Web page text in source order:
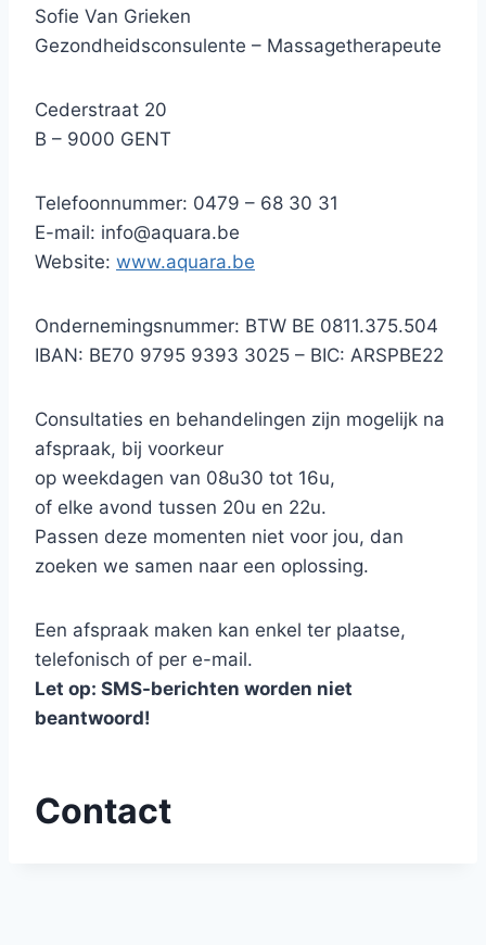
Sofie Van Grieken
Gezondheidsconsulente – Massagetherapeute
Cederstraat 20
B – 9000 GENT
Telefoonnummer: 0479 – 68 30 31
E-mail: info@aquara.be
Website: www.aquara.be
Ondernemingsnummer: BTW BE 0811.375.504
IBAN: BE70 9795 9393 3025 – BIC: ARSPBE22
Consultaties en behandelingen zijn mogelijk na
afspraak, bij voorkeur
op weekdagen van 08u30 tot 16u,
of elke avond tussen 20u en 22u.
Passen deze momenten niet voor jou, dan
zoeken we samen naar een oplossing.
Een afspraak maken kan enkel ter plaatse,
telefonisch of per e-mail.
Let op: SMS-berichten worden niet
beantwoord!
Contact